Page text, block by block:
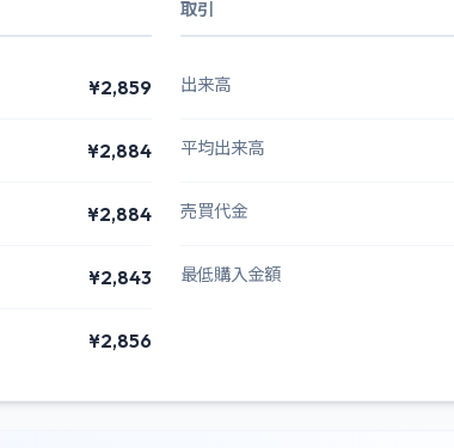
¥2,859
¥2,884
¥2,884
¥2,843
¥2,856
取引
出来高
平均出来高
売買代金
最低購入金額